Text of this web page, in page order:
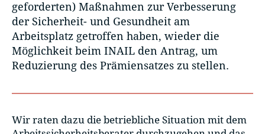
geforderten) Maßnahmen zur Verbesserung
der Sicherheit- und Gesundheit am
Arbeitsplatz getroffen haben, wieder die
Möglichkeit beim INAIL den Antrag, um
Reduzierung des Prämiensatzes zu stellen.
Wir raten dazu die betriebliche Situation mit dem